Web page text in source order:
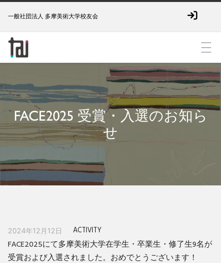
一般社団法人 多摩美術大学校友会
FACE2025 受賞・入選のお知ら
せ
2024年12月12日 ACTIVITY
FACE2025にて多摩美術大学在学生・卒業生・修了生9名が
受賞および入選されました。おめでとうございます！